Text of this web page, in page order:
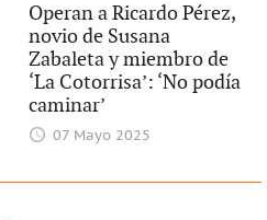
Operan a Ricardo Pérez,
novio de Susana
Zabaleta y miembro de
‘La Cotorrisa’: ‘No podía
caminar’
07 Mayo 2025